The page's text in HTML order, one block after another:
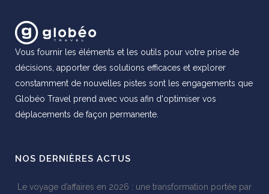
Vous fournir les éléments et les outils pour votre prise de
décisions, apporter des solutions efficaces et explorer
constamment de nouvelles pistes sont les engagements que
Globéo Travel prend avec vous afin d'optimiser vos
déplacements de façon permanente.
NOS DERNIÈRES ACTUS
Le voyage d’affaires en 2026 : une transformation portée par